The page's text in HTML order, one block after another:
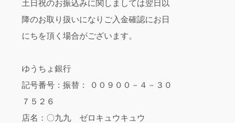
土日祝のお振込みに関しましては翌日以
降のお取り扱いになりご入金確認にお日
にちを頂く場合がございます。
ゆうちょ銀行
記号番号：振替： ００９００－４－３０
７５２６
店名：〇九九 ゼロキュウキュウ